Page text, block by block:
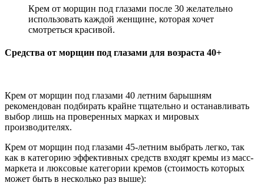
Крем от морщин под глазами после 30 желательно
использовать каждой женщине, которая хочет
смотреться красивой.
Средства от морщин под глазами для возраста 40+
Крем от морщин под глазами 40 летним барышням
рекомендован подбирать крайне тщательно и останавливать
выбор лишь на проверенных марках и мировых
производителях.
Крем от морщин под глазами 45-летним выбрать легко, так
как в категорию эффективных средств входят кремы из масс-
маркета и люксовые категории кремов (стоимость которых
может быть в несколько раз выше):